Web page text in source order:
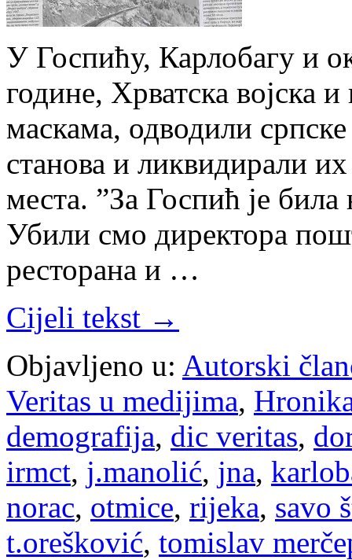
У Госпићу, Карлобагу и
године, Хрватска војска
маскама, одводили
станова и ликвидирали
места. ”За Госпић је била
Убили смо директора
ресторана и …
Cijeli tekst →
Objavljeno u: Autorski
Veritas u medijima,
demografija, dic veritas,
irmct, j.manolić, jna,
norac, otmice, rijeka, savo
t.orešković, tomislav